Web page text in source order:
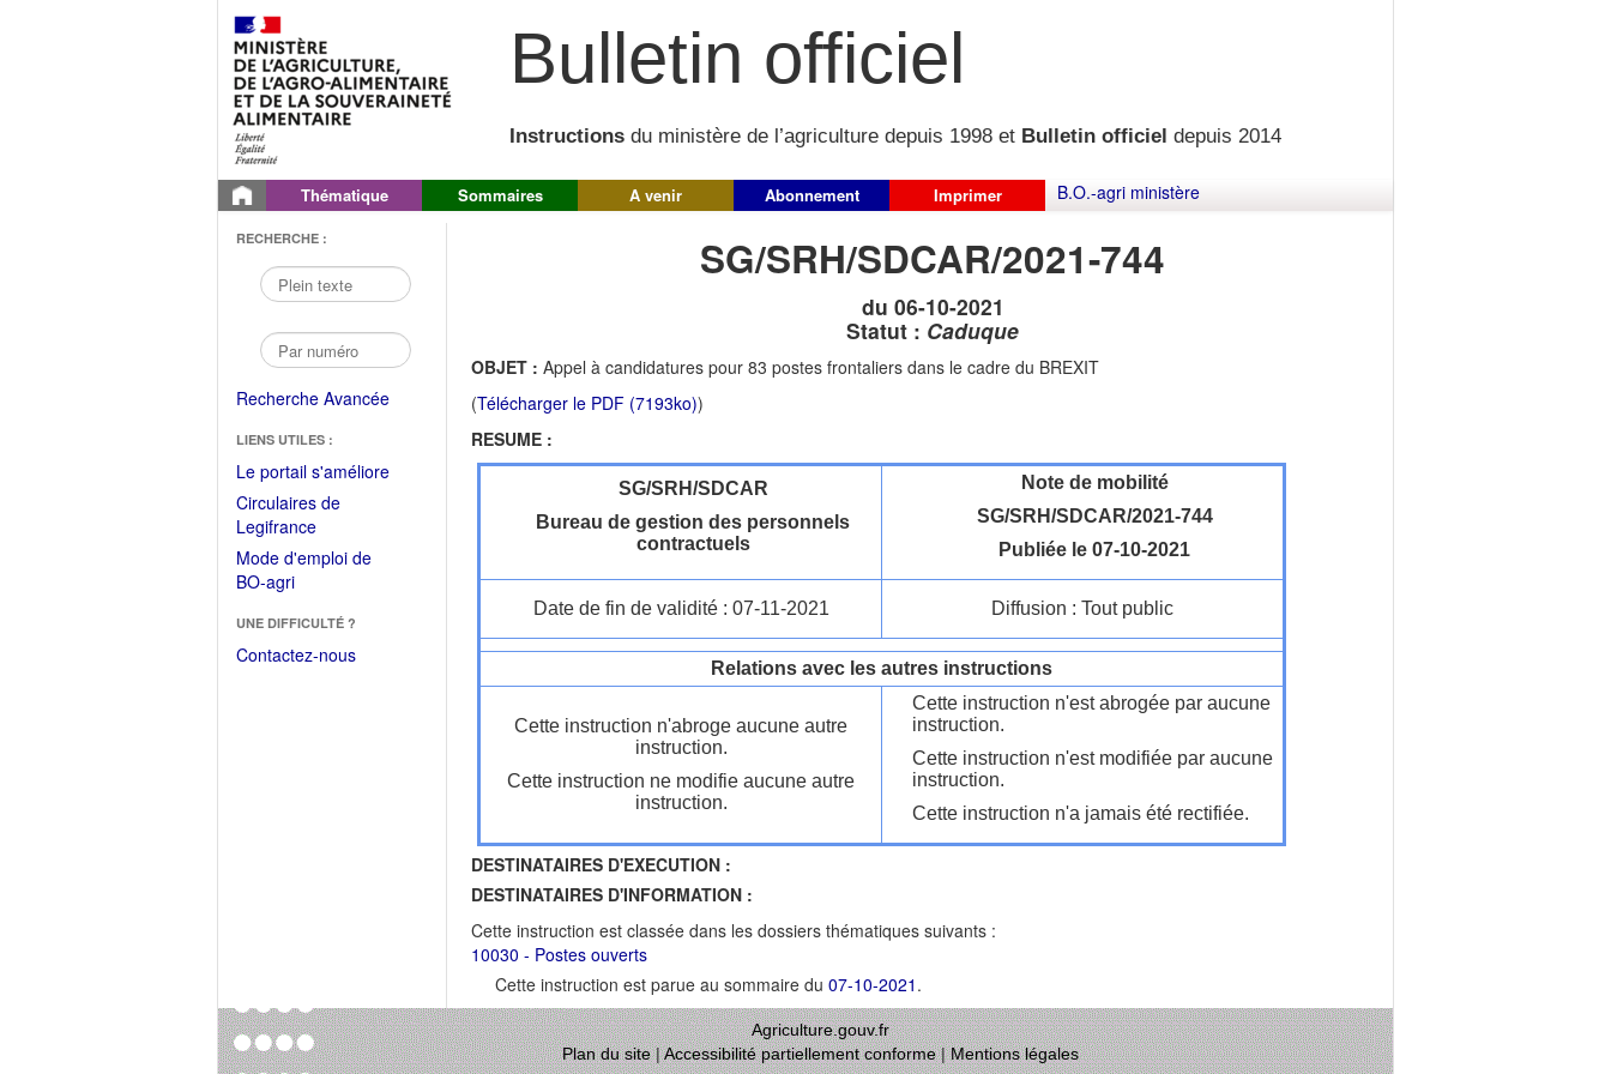
Bulletin officiel
Instructions du ministère de l’agriculture depuis 1998 et Bulletin officiel depuis 2014
Thématique Sommaires A venir Abonnement Imprimer B.O.-agri ministère
RECHERCHE :
Recherche Avancée
LIENS UTILES :
Le portail s'améliore(Fichier
Circulaires de
Legifrance(Ouvrir
dans
une
fenêtre)
Mode d'emploi de
BO-agri(Ouvrir
une
nouvelle
UNE DIFFICULTÉ ?
Contactez-nous
SG/SRH/SDCAR/2021-744
du 06-10-2021
Statut : Caduque
OBJET : Appel à candidatures pour 83 postes frontaliers dans le cadre du BREXIT
(Télécharger le PDF (7193ko))
RESUME :
SG/SRH/SDCAR
Bureau de gestion des personnels
contractuels
Note de mobilité
SG/SRH/SDCAR/2021-744
Publiée le 07-10-2021
Date de fin de validité : 07-11-2021 Diffusion : Tout public
Relations avec les autres instructions
Cette instruction n'abroge aucune autre
instruction.
Cette instruction ne modifie aucune autre
instruction.
Cette instruction n'est abrogée par aucune
instruction.
Cette instruction n'est modifiée par aucune
instruction.
Cette instruction n'a jamais été rectifiée.
DESTINATAIRES D'EXECUTION :
DESTINATAIRES D'INFORMATION :
Cette instruction est classée dans les dossiers thématiques suivants :
10030 - Postes ouverts
Cette instruction est parue au sommaire du 07-10-2021 .
Agriculture.gouv.fr
Plan du site|Accessibilité partiellement conforme|Mentions légales